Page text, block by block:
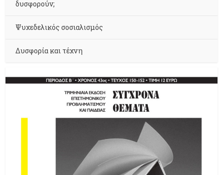
δυσφορούν;
Ψυχεδελικός σοσιαλισμός
Δυσφορία και τέχνη